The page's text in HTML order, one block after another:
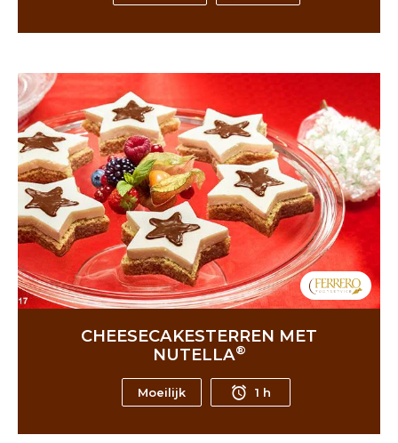
CHEESECAKESTERREN MET
NUTELLA®
Moeilijk 1 h